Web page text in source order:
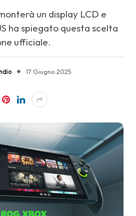
un display LCD e
ha spiegato questa scelta
ufficiale.
17 Giugno 2025